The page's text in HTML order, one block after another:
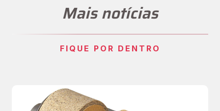
Mais notícias
FIQUE POR DENTRO